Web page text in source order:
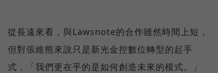
從長遠來看，與Lawsnote的合作雖然時間上短，
但對張維熊來說只是新光金控數位轉型的起手
式，「我們更在乎的是如何創造未來的模式。」